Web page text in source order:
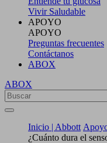
Vivir Saludable
APOYO
APOYO
Preguntas frecuentes
Contáctanos
ABOX
ABOX
Inicio | Abbott
¿Cuánto dura el